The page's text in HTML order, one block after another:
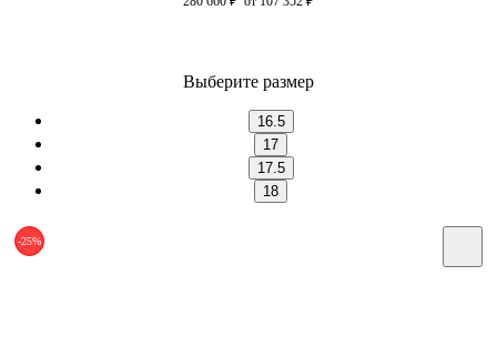
Выберите размер
16.5
17
17.5
18
-25%